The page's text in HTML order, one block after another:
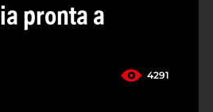
pronta a
4291